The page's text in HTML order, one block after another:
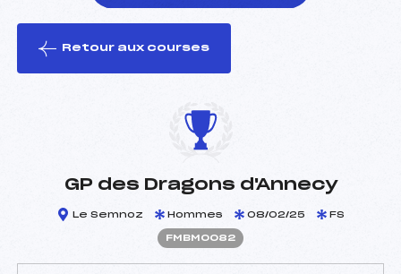
le ski
Retour aux courses
GP des Dragons d'Annecy
Le Semnoz Hommes 08/02/25 FS
FMBM0082